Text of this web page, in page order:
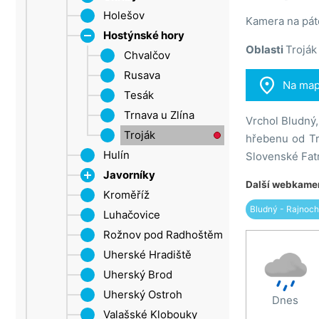
Šluknovský výběžek
Ústí nad Labem
Žatec
Roštín
Holešov
Hostýnské hory
Chvalčov
Rusava
Tesák
Trnava u Zlína
Troják
Hulín
Javorníky
Velké Karlovice
Kroměříž
Luhačovice
Rožnov pod Radhoštěm
Uherské Hradiště
Uherský Brod
Uherský Ostroh
Valašské Klobouky
Kamera na
OblastiTroják
 Na
Vrchol
hřebenu od
Slovenské
Další
Bludný -
Dnes